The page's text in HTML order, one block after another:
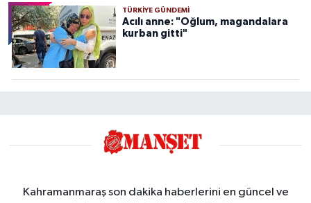
TÜRKIYE GÜNDEMI
Acılı anne: "Oğlum, magandalara
kurban gitti"
Kahramanmaraş son dakika haberlerini en güncel ve